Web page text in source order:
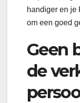
handiger en je
om een goed
Geen
de